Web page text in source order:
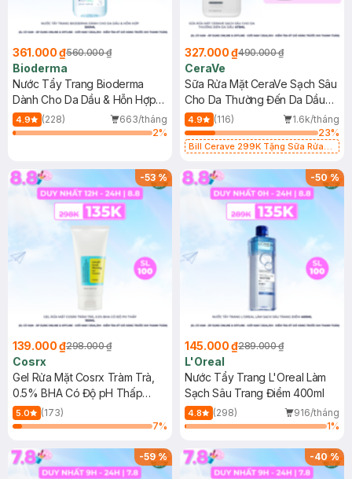
361.000 ₫560.000 ₫
Bioderma
Nước Tẩy Trang Bioderma
Dành Cho Da Dầu & Hỗn Hợp
500ml
4.9 (228)
663/tháng
2%
327.000 ₫490.000 ₫
CeraVe
Sữa Rửa Mặt CeraVe Sạch Sâu
Cho Da Thường Đến Da Dầu
473ml
4.9 (116)
1.6k/tháng
23%
Bill Cerave 299K Tặng Sữa Rửa
-53%
139.000 ₫298.000 ₫
Cosrx
Gel Rửa Mặt Cosrx Tràm Trà,
0.5% BHA Có Độ pH Thấp
150ml
5.0
(173)
7%
-50%
145.000 ₫289.000 ₫
L'Oreal
Nước Tẩy Trang L'Oreal Làm
Sạch Sâu Trang Điểm 400ml
4.8 (298)
916/tháng
1%
-59% -40%